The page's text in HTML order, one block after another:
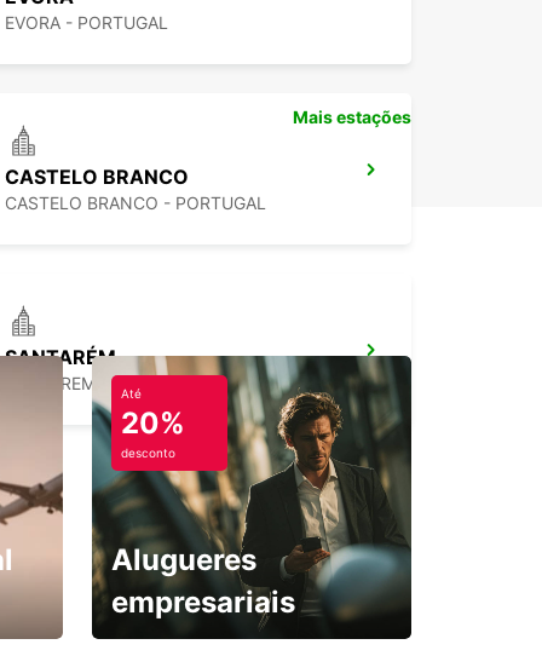
EVORA - PORTUGAL
CASTELO BRANCO
CASTELO BRANCO - PORTUGAL
SANTARÉM
SANTAREM - PORTUGAL
Mais estações
Até
20%
desconto
Alugueres
empresariais